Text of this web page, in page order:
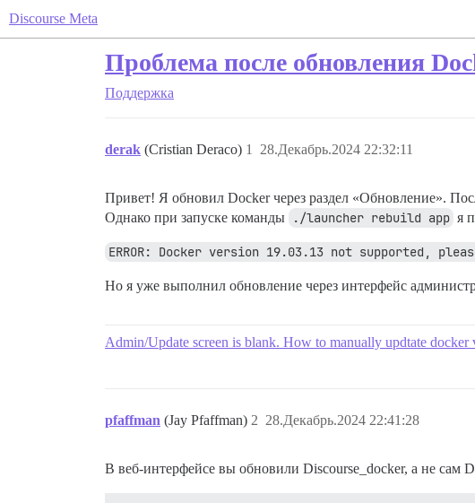
Discourse Meta
Проблема после обновления
Поддержка
derak (Cristian Deraco) 28.Декабрь.2024 22:32:11
1
Привет! Я обновил Docker через раздел «Обновление».
Однако при запуске команды
./launcher rebuild app я
ERROR: Docker version 19.03.13 not supported,
Но я уже выполнил обновление через интерфейс
Admin/Update screen is blank. How to manually updtate docker
pfaffman (Jay Pfaffman) 28.Декабрь.2024 22:41:28
2
В веб-интерфейсе вы обновили Discourse_docker, а не сам